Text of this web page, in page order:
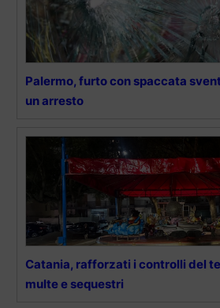
Palermo, furto con spaccata
un arresto
Catania, rafforzati i controlli del
multe e sequestri